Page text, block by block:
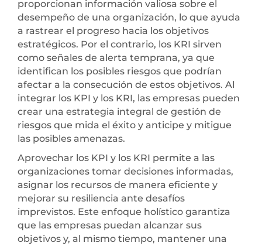
proporcionan información valiosa sobre el
desempeño de una organización, lo que ayuda
a rastrear el progreso hacia los objetivos
estratégicos. Por el contrario, los KRI sirven
como señales de alerta temprana, ya que
identifican los posibles riesgos que podrían
afectar a la consecución de estos objetivos. Al
integrar los KPI y los KRI, las empresas pueden
crear una estrategia integral de gestión de
riesgos que mida el éxito y anticipe y mitigue
las posibles amenazas.
Aprovechar los KPI y los KRI permite a las
organizaciones tomar decisiones informadas,
asignar los recursos de manera eficiente y
mejorar su resiliencia ante desafíos
imprevistos. Este enfoque holístico garantiza
que las empresas puedan alcanzar sus
objetivos y, al mismo tiempo, mantener una